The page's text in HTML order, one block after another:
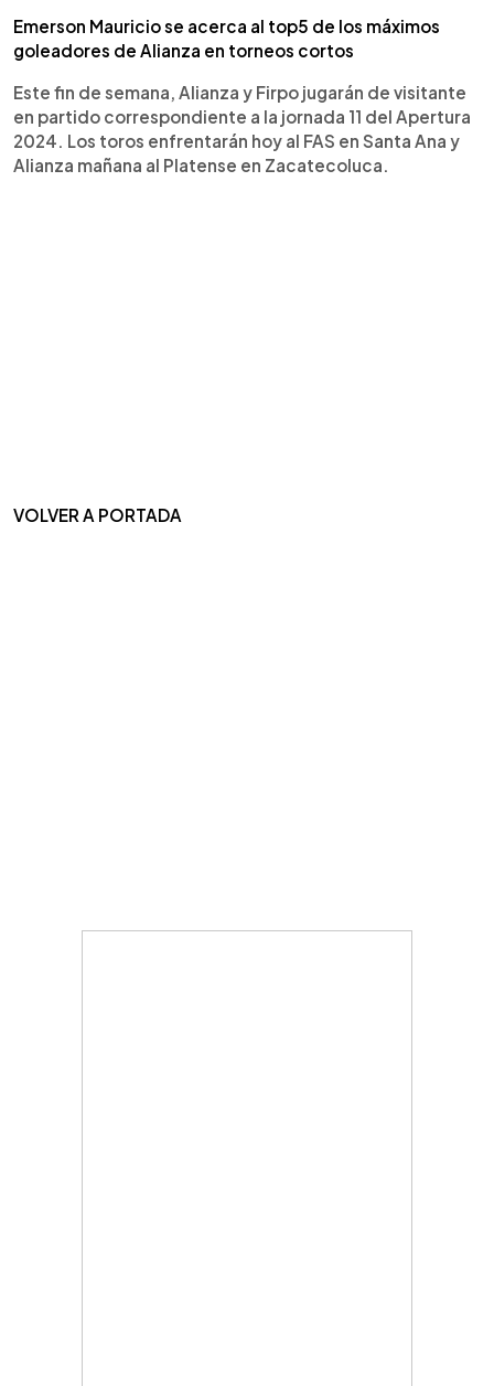
Emerson Mauricio se acerca al top5 de los máximos
goleadores de Alianza en torneos cortos
Este fin de semana, Alianza y Firpo jugarán de visitante
en partido correspondiente a la jornada 11 del Apertura
2024. Los toros enfrentarán hoy al FAS en Santa Ana y
Alianza mañana al Platense en Zacatecoluca.
VOLVER A PORTADA